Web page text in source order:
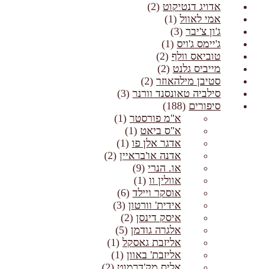
אדויג דנטיקוט (2)
אמי לאוול (1)
ג'ון צ'יבר (3)
ג'יימס ג'ויס (1)
טוביאס וולף (2)
מייביס גלנט (2)
סטיבן מילהאוזר (2)
סילביה טאונסנד וורנר (3)
סיפורים (188)
א"מ פורסטר (1)
א"ס ביאט (1)
אדגר אלן פו (1)
אדנה או'בראיין (2)
או. הנרי (9)
אוולין וו (1)
אוסקר ויילד (6)
אידית' וורטון (3)
איסק דינסן (2)
אלגרה גודמן (5)
אליזבת גאסקל (1)
אליזבת' באוון (1)